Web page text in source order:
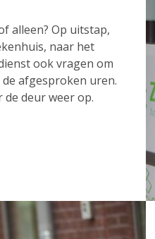
alleen? Op uitstap,
naar het
ook vragen om
afgesproken uren.
deur weer op.